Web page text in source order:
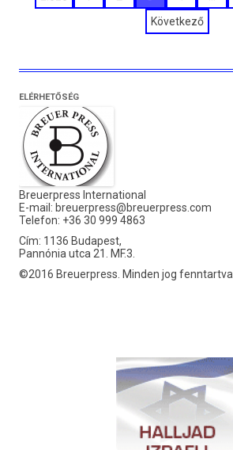
Következő
ELÉRHETŐSÉG
Breuerpress International
E-mail: breuerpress@breuerpress.com
Telefon: +36 30 999 4863
Cím: 1136 Budapest,
Pannónia utca 21. MF.3.
©2016 Breuerpress. Minden jog fenntartva.